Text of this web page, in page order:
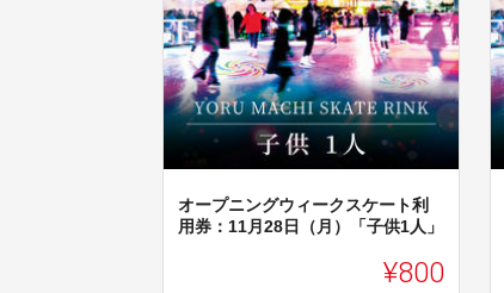
オープニングウィークスケート利
用券：11月28日（月）「子供1人」
¥800